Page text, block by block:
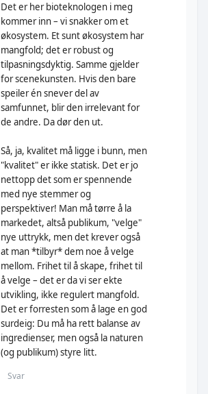
Det er her bioteknologen i meg
kommer inn – vi snakker om et
økosystem. Et sunt økosystem har
mangfold; det er robust og
tilpasningsdyktig. Samme gjelder
for scenekunsten. Hvis den bare
speiler én snever del av
samfunnet, blir den irrelevant for
de andre. Da dør den ut.
Så, ja, kvalitet må ligge i bunn, men
"kvalitet" er ikke statisk. Det er jo
nettopp det som er spennende
med nye stemmer og
perspektiver! Man må tørre å la
markedet, altså publikum, "velge"
nye uttrykk, men det krever også
at man *tilbyr* dem noe å velge
mellom. Frihet til å skape, frihet til
å velge – det er da vi ser ekte
utvikling, ikke regulert mangfold.
Det er forresten som å lage en god
surdeig: Du må ha rett balanse av
ingredienser, men også la naturen
(og publikum) styre litt.
Svar